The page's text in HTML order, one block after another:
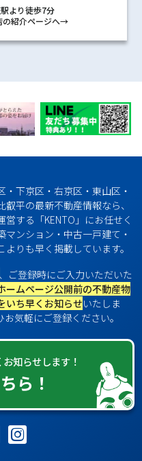
より徒歩7分
紹介ページへ→
下京区・右京区・東山区・
平の最新不動産情報なら、
する「KENTO」にお任せく
ンション・中古一戸建て・
りも早く掲載しています。
、ご登録時にご入力いただいた
ームページ公開前の不動産物
いち早くお知らせいたしま
気軽にご登録ください。
知らせします！
ら！